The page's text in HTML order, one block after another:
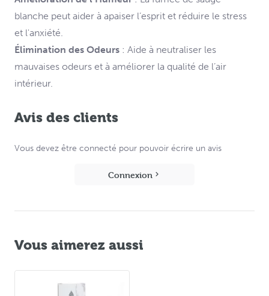
blanche peut aider à apaiser l’esprit et réduire le stress
et l'anxiété.
Élimination des Odeurs : Aide à neutraliser les
mauvaises odeurs et à améliorer la qualité de l’air
intérieur.
Avis des clients
Vous devez être connecté pour pouvoir écrire un avis
Connexion
Vous aimerez aussi